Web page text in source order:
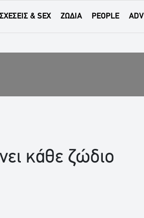
ΣΧΕΣΕΙΣ & SEX ΖΩΔΙΑ PEOPLE
κάθε ζώδιο